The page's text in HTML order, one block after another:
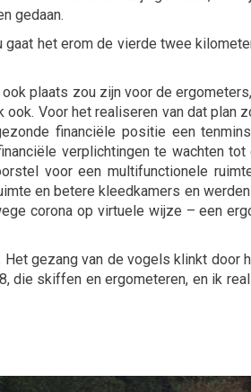
gedaan.
het erom de vierde twee
plaats zou zijn voor de
Voor het realiseren van dat plan
financiële positie een
verplichtingen te wachten tot
voor een multifunctionele
en betere kleedkamers en
corona op virtuele wijze – een
gezang van de vogels klinkt door
die skiffen en ergometeren, en ik